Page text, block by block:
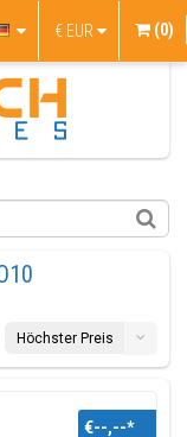
€ EUR (0)
Höchster Preis
€--,--*